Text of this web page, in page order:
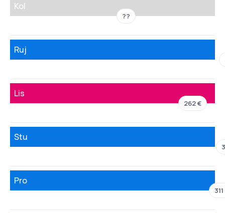
Kol
??
Ruj
Lis
262 €
Stu
Pro